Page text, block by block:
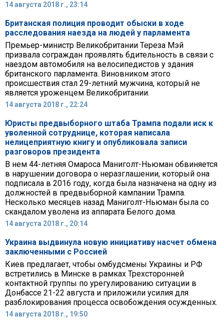
14 августа 2018 г., 23:14
Британская полиция проводит обыски в ходе
расследования наезда на людей у парламента
Премьер-министр Великобритании Тереза Мэй
призвала сограждан проявлять бдительность в связи с
наездом автомобиля на велосипедистов у здания
британского парламента. Виновником этого
происшествия стал 29-летний мужчина, который не
является уроженцем Великобритании.
14 августа 2018 г., 22:24
Юристы предвыборного штаба Трампа подали иск к
уволенной сотруднице, которая написала
нелицеприятную книгу и опубликовала записи
разговоров президента
В нем 44-летняя Омароса Маниголт-Ньюман обвиняется
в нарушении договора о неразглашении, который она
подписала в 2016 году, когда была назначена на одну из
должностей в предвыборной кампании Трампа.
Несколько месяцев назад Маниголт-Ньюман была со
скандалом уволена из аппарата Белого дома.
14 августа 2018 г., 20:14
Украина выдвинула новую инициативу насчет обмена
заключенными с Россией
Киев предлагает, чтобы омбудсмены Украины и РФ
встретились в Минске в рамках Трехсторонней
контактной группы по урегулированию ситуации в
Донбассе 21-22 августа и приложили усилия для
разблокирования процесса освобождения осужденных.
14 августа 2018 г., 19:50